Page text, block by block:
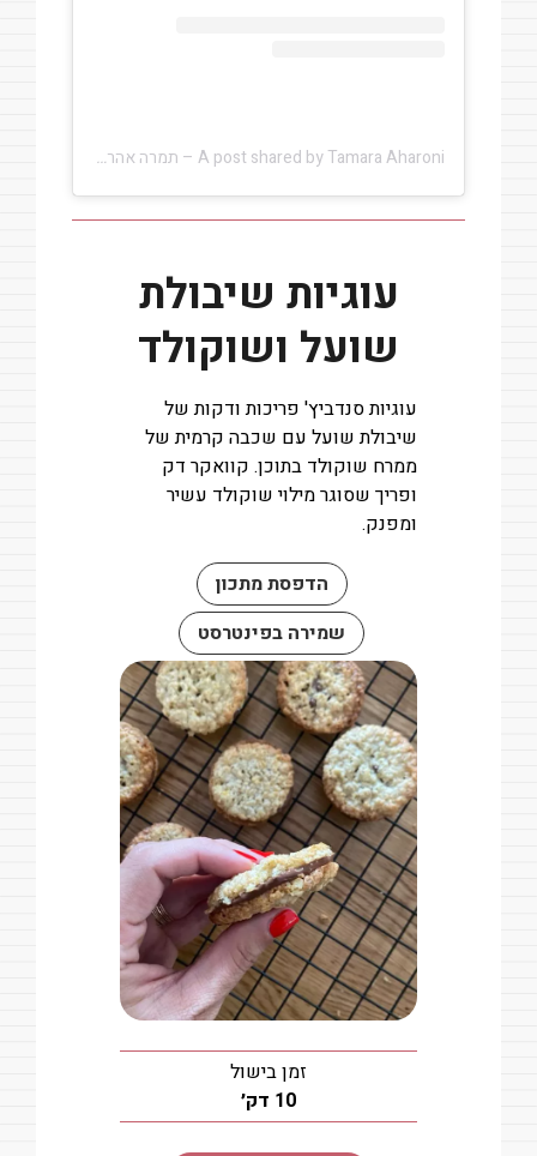
A post shared by Tamara Aharoni – תמרה אהרוני (@tamara.aharoni)
עוגיות שיבולת
שועל ושוקולד
עוגיות סנדביץ' פריכות ודקות של
שיבולת שועל עם שכבה קרמית של
ממרח שוקולד בתוכן. קוואקר דק
ופריך שסוגר מילוי שוקולד עשיר
ומפנק.
הדפסת מתכון
שמירה בפינטרסט
זמן בישול
10 דקות
דק׳